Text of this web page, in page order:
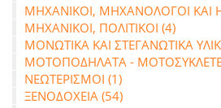
ΜΗΧΑΝΙΚΟΙ, ΜΗΧΑΝΟΛΟΓΟΙ ΚΑΙ
ΜΗΧΑΝΙΚΟΙ, ΠΟΛΙΤΙΚΟΙ (4)
ΜΟΝΩΤΙΚΑ ΚΑΙ ΣΤΕΓΑΝΩΤΙΚΑ
ΜΟΤΟΠΟΔΗΛΑΤΑ -
ΝΕΩΤΕΡΙΣΜΟΙ (1)
ΞΕΝΟΔΟΧΕΙΑ (54)